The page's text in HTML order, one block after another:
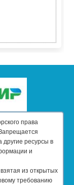
права
другие ресурсы в
и
из открытых
требованию